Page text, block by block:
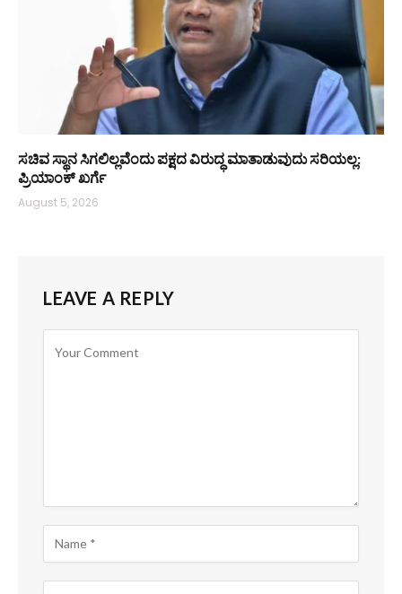
ಸಚಿವ ಸ್ಥಾನ ಸಿಗಲಿಲ್ಲವೆಂದು ಪಕ್ಷದ ವಿರುದ್ಧ ಮಾತಾಡುವುದು ಸರಿಯಲ್ಲ:
ಪ್ರಿಯಾಂಕ್ ಖರ್ಗೆ
August 5, 2026
LEAVE A REPLY